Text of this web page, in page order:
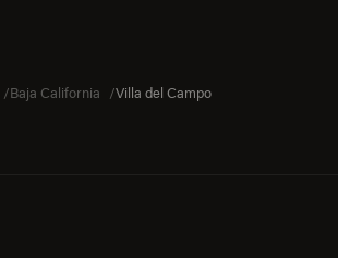
Baja California Villa del Campo